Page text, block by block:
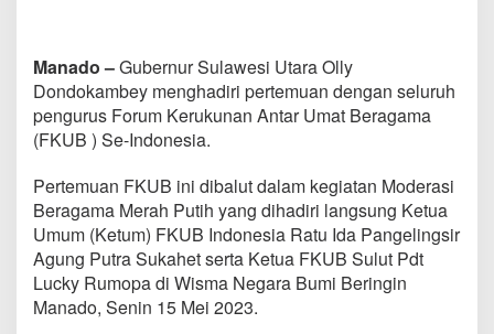
l
y
:
F
B
B
e
r
p
e
Manado –Gubernur Sulawesi Utara Olly
Dondokambey menghadiri pertemuan dengan seluruh
pengurus Forum Kerukunan Antar Umat Beragama
(FKUB ) Se-Indonesia.
Pertemuan FKUB ini dibalut dalam kegiatan Moderasi
Beragama Merah Putih yang dihadiri langsung Ketua
Umum (Ketum) FKUB Indonesia Ratu Ida Pangelingsir
Agung Putra Sukahet serta Ketua FKUB Sulut Pdt
Lucky Rumopa di Wisma Negara Bumi Beringin
Manado, Senin 15 Mei 2023.